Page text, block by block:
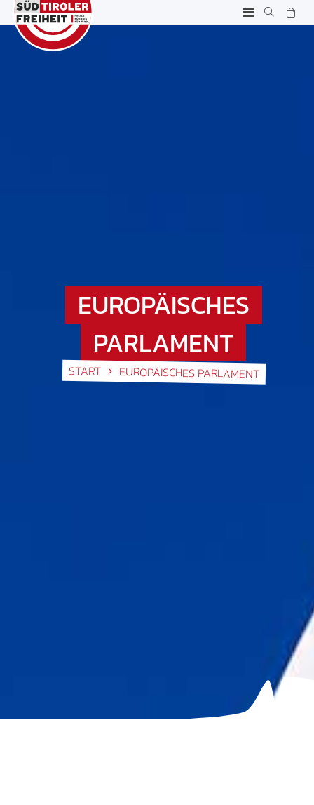
EUROPÄISCHES
PARLAMENT
START EUROPÄISCHES PARLAMENT